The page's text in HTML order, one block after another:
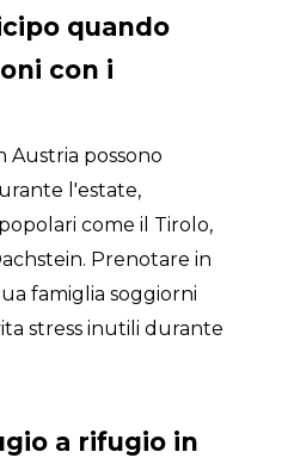
quando
con i
Austria possono
l'estate,
come il Tirolo,
Prenotare in
famiglia soggiorni
stress inutili durante
a rifugio in